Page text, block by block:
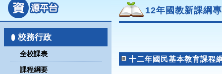
校務行政
全校課表
課程綱要
12年國教新課綱
十二年國民基本教育課程